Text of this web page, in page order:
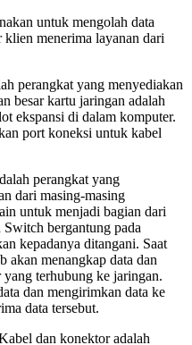
untuk mengolah data
menerima layanan dari
perangkat yang menyediakan
besar kartu jaringan adalah
ekspansi di dalam komputer.
port koneksi untuk kabel
perangkat yang
dari masing-masing
untuk menjadi bagian dari
bergantung pada
kepadanya ditangani. Saat
akan menangkap data dan
terhubung ke jaringan.
dan mengirimkan data ke
data tersebut.
dan konektor adalah